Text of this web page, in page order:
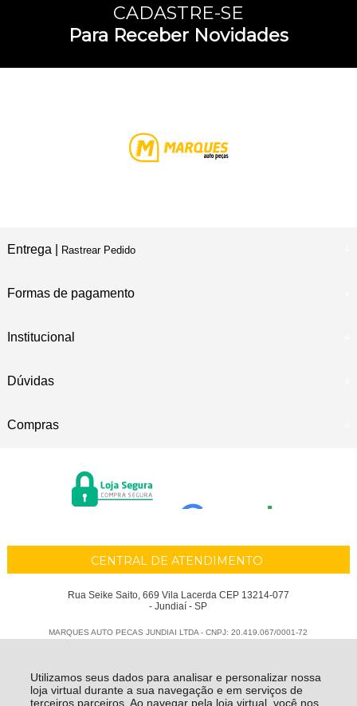
Utilizamos seus dados para analisar e personalizar nossa
loja virtual durante a sua navegação e em serviços de
terceiros parceiros. Ao navegar pela loja virtual, você nos
CADASTRE-SE
Para Receber Novidades
Entrega | Rastrear Pedido
Formas de pagamento
Institucional
Dúvidas
Compras
CENTRAL DE ATENDIMENTO
Rua Seike Saito, 669 Vila Lacerda CEP 13214-077
- Jundiaí - SP
MARQUES AUTO PECAS JUNDIAI LTDA - CNPJ: 20.419.067/0001-72